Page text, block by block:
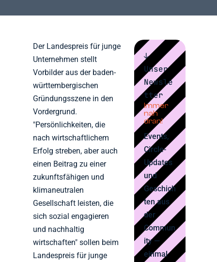
Der Landespreis für junge
Unternehmen stellt
Vorbilder aus der baden-
württembergischen
Gründungsszene in den
Vordergrund.
"Persönlichkeiten, die
nach wirtschaftlichem
Erfolg streben, aber auch
einen Beitrag zu einer
zukunftsfähigen und
klimaneutralen
Gesellschaft leisten, die
sich sozial engagieren
und nachhaltig
wirtschaften" sollen beim
Landespreis für junge
↓
Unser
Newsle
tter
Immer
nah
dran!
Events,
Circle-
Updates
und
Geschich
ten aus
der
Commun
ity —
einmal